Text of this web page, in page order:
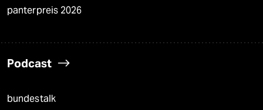
panterpreis 2026
Podcast
bundestalk